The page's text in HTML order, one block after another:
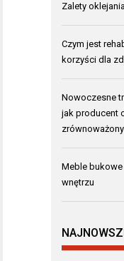
Zalety
Czym jest
korzyści dla
Nowoczesne
jak producent
Meble bukowe
wnętrzu